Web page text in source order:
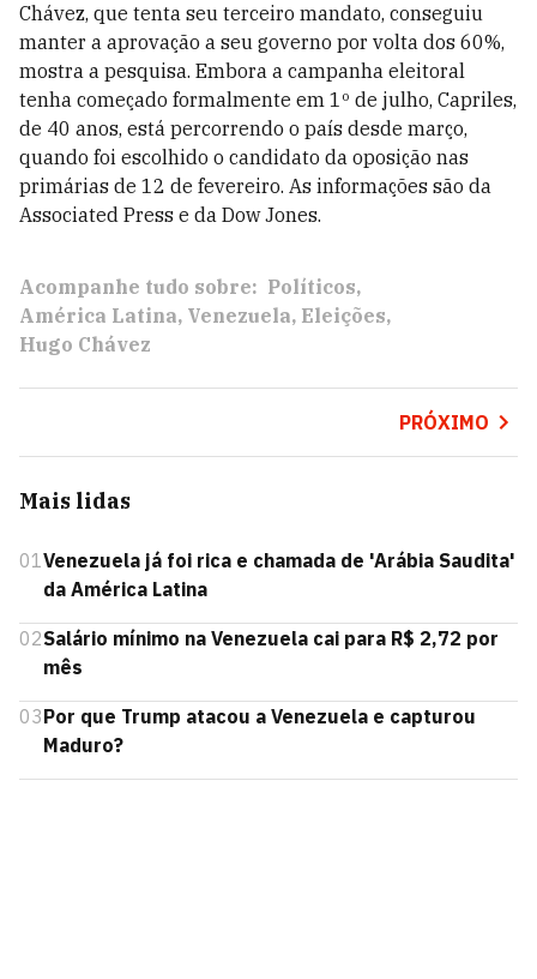
Chávez, que tenta seu terceiro mandato, conseguiu
manter a aprovação a seu governo por volta dos 60%,
mostra a pesquisa. Embora a campanha eleitoral
tenha começado formalmente em 1º de julho, Capriles,
de 40 anos, está percorrendo o país desde março,
quando foi escolhido o candidato da oposição nas
primárias de 12 de fevereiro. As informações são da
Associated Press e da Dow Jones.
Acompanhe tudo sobre: Políticos
América Latina Venezuela Eleições
Hugo Chávez
PRÓXIMO
Mais lidas
01Venezuela já foi rica e chamada de 'Arábia Saudita'
da América Latina
02Salário mínimo na Venezuela cai para R$ 2,72 por
mês
03Por que Trump atacou a Venezuela e capturou
Maduro?